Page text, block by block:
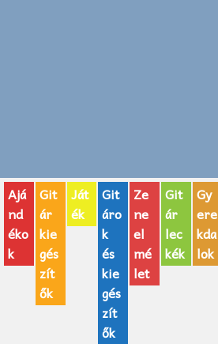
AJÁNDÉK ÖTLETEK
Vicces
GITÁR MÁRKÁK
TOP100 nóta
Ajá
nd
éko
k
Git
ár
kie
gés
zít
ők
Ját
ék
Git
áro
k
és
kie
gés
zít
ők
Ze
ne
el
mé
let
Git
ár
lec
kék
Gy
ere
kda
lok